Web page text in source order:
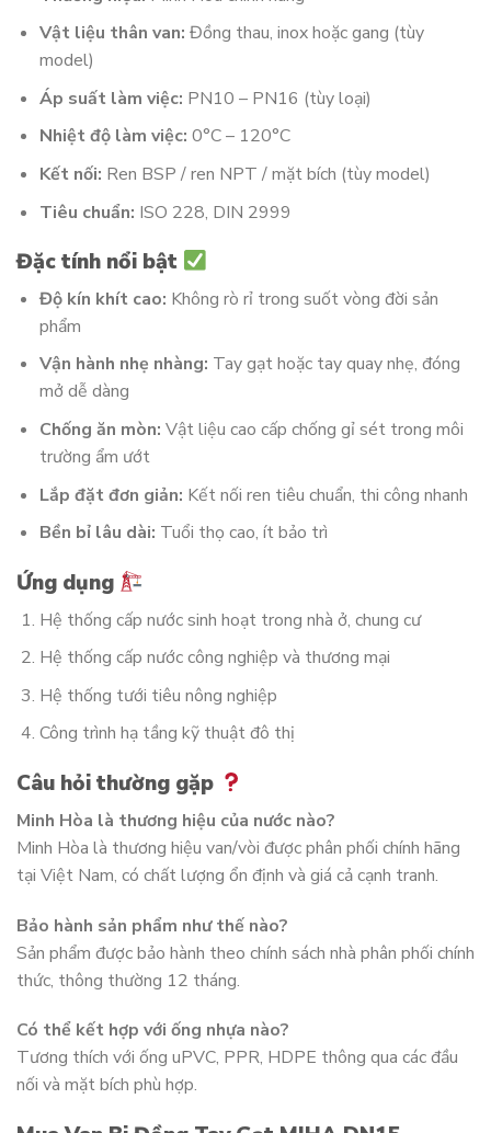
Vật liệu thân van: Đồng thau, inox hoặc gang (tùy
model)
Áp suất làm việc: PN10 – PN16 (tùy loại)
Nhiệt độ làm việc: 0°C – 120°C
Kết nối: Ren BSP / ren NPT / mặt bích (tùy model)
Tiêu chuẩn: ISO 228, DIN 2999
Đặc tính nổi bật
Độ kín khít cao: Không rò rỉ trong suốt vòng đời sản
phẩm
Vận hành nhẹ nhàng: Tay gạt hoặc tay quay nhẹ, đóng
mở dễ dàng
Chống ăn mòn: Vật liệu cao cấp chống gỉ sét trong môi
trường ẩm ướt
Lắp đặt đơn giản: Kết nối ren tiêu chuẩn, thi công nhanh
Bền bỉ lâu dài: Tuổi thọ cao, ít bảo trì
Ứng dụng
Hệ thống cấp nước sinh hoạt trong nhà ở, chung cư
Hệ thống cấp nước công nghiệp và thương mại
Hệ thống tưới tiêu nông nghiệp
Công trình hạ tầng kỹ thuật đô thị
Câu hỏi thường gặp
Minh Hòa là thương hiệu của nước nào?
Minh Hòa là thương hiệu van/vòi được phân phối chính hãng
tại Việt Nam, có chất lượng ổn định và giá cả cạnh tranh.
Bảo hành sản phẩm như thế nào?
Sản phẩm được bảo hành theo chính sách nhà phân phối chính
thức, thông thường 12 tháng.
Có thể kết hợp với ống nhựa nào?
Tương thích với ống uPVC, PPR, HDPE thông qua các đầu
nối và mặt bích phù hợp.